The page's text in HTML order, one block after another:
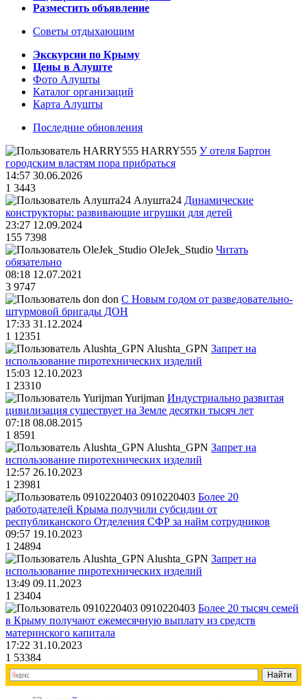
Разместить объявление
Советы отдыхающим
Экскурсии по Крыму
Цены в Алуште
Фото Алушты
Каталог организаций
Карта Алушты
Последние обновления
HARRY555 У отеля Бартон
городским властям пора прибраться
14:57 30.06.2026
1 3443
Алушта24 Динамические
конструкторы: развивающие игрушки для детей
23:27 12.09.2024
155 7398
OleJek_Studio Читать
обязательно
08:18 12.07.2021
3 9747
don С Новым годом от разведовательно-
штурмовой бригады ДОН
17:33 31.12.2024
1 12351
Alushta_GPN Запрет на
использование пиротехнических изделий
15:03 12.10.2023
1 23310
Yurijman Индустриально развитая
цивилизация существует на Земле десятки тысяч лет
07:18 08.08.2015
1 8591
Alushta_GPN Запрет на
использование пиротехнических изделий
12:57 26.10.2023
1 23981
0910220403 Более 20
работодателей Крыма получили субсидии от
республиканского Отделения СФР за найм сотрудников
09:57 19.10.2023
1 24894
Alushta_GPN Запрет на
использование пиротехнических изделий
13:49 09.11.2023
1 23404
0910220403 Более 20 тысяч семей
в Крыму получают ежемесячную выплату из средств
материнского капитала
17:22 31.10.2023
1 53384